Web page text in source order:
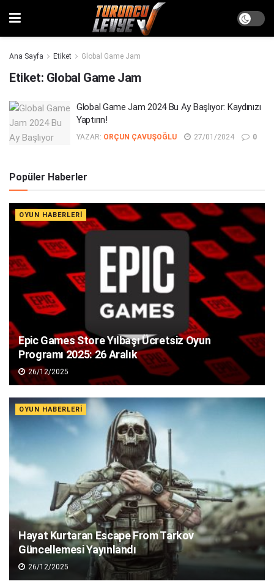
Ana Sayfa Etiket Global Game Jam
Etiket: Global Game Jam
Global Game Jam 2024 Bu Ay Başlıyor: Kaydınızı
Yaptırın!
YAZAR: ORÇUN ÇAVUŞOĞLU 27/01/2024 0
Popüler Haberler
OYUN HABERLERI
Epic Games Store Yılbaşı Ücretsiz Oyun
Programı 2025: 26 Aralık
26/12/2025
OYUN HABERLERI
Hayat Kurtaran Escape From Tarkov
Güncellemesi Yayınlandı
26/12/2025